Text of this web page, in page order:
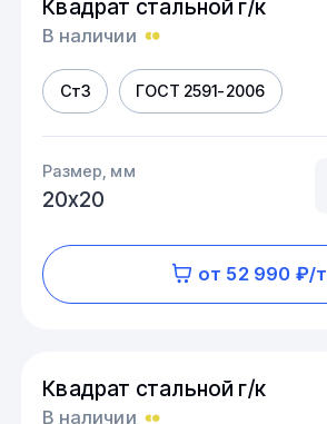
Квадрат стальной г/к
В наличии
Ст3 ГОСТ 2591-2006
Размер, мм
20х20
от 52 990 ₽/т
Квадрат стальной г/к
В наличии